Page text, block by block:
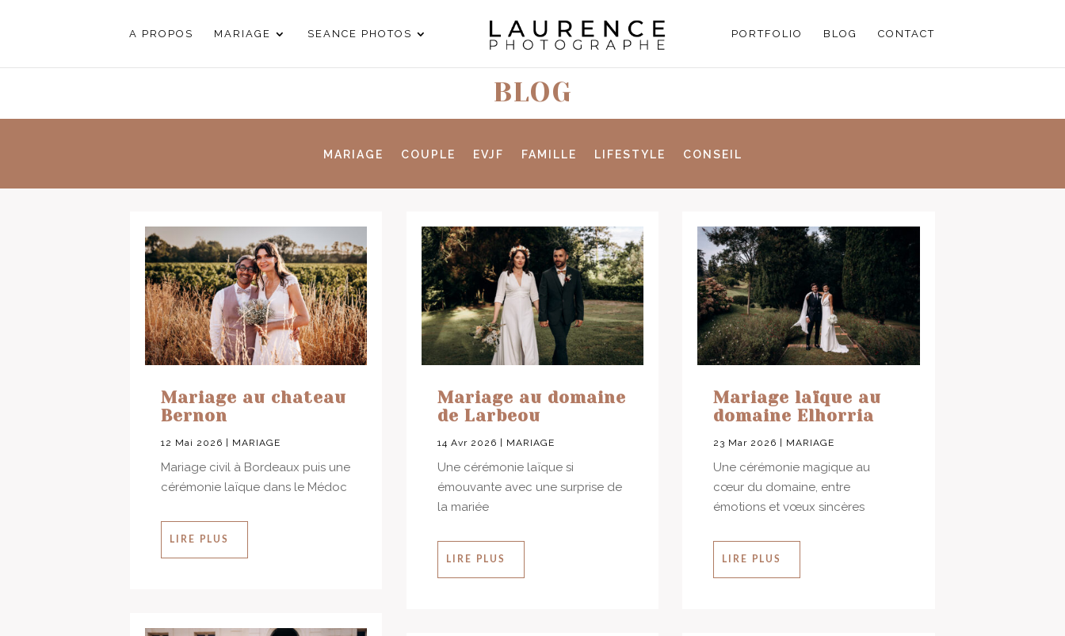
A PROPOS MARIAGE SEANCE PHOTOS PORTFOLIO BLOG CONTACT
BLOG
MARIAGE COUPLE EVJF FAMILLE LIFESTYLE CONSEIL
Mariage au chateau
Bernon
12 Mai 2026 MARIAGE
Mariage civil à Bordeaux puis une
cérémonie laïque dans le Médoc
LIRE PLUS
Mariage au domaine
de Larbeou
14 Avr 2026 MARIAGE
Une cérémonie laïque si
émouvante avec une surprise de
la mariée
LIRE PLUS
Mariage laïque au
domaine Elhorria
23 Mar 2026 MARIAGE
Une cérémonie magique au
cœur du domaine, entre
émotions et vœux sincères
LIRE PLUS